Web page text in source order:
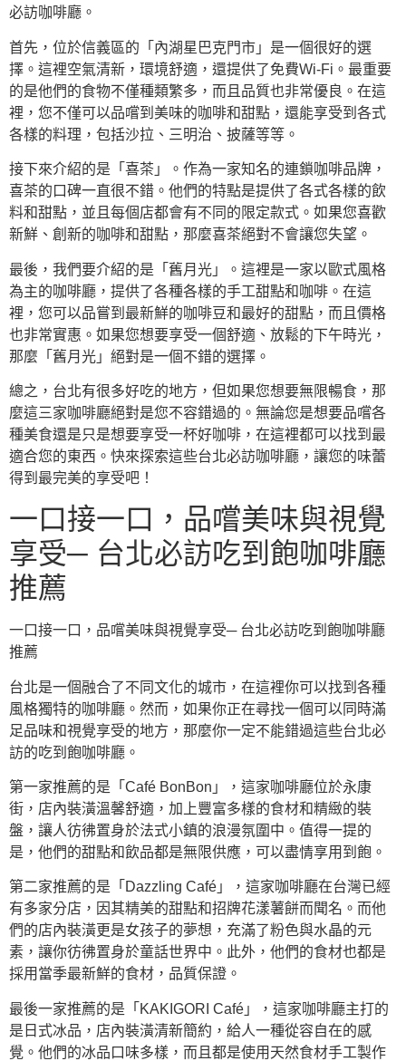
必訪咖啡廳。
首先，位於信義區的「內湖星巴克門市」是一個很好的選
擇。這裡空氣清新，環境舒適，還提供了免費Wi-Fi。最重要
的是他們的食物不僅種類繁多，而且品質也非常優良。在這
裡，您不僅可以品嚐到美味的咖啡和甜點，還能享受到各式
各樣的料理，包括沙拉、三明治、披薩等等。
接下來介紹的是「喜茶」。作為一家知名的連鎖咖啡品牌，
喜茶的口碑一直很不錯。他們的特點是提供了各式各樣的飲
料和甜點，並且每個店都會有不同的限定款式。如果您喜歡
新鮮、創新的咖啡和甜點，那麼喜茶絕對不會讓您失望。
最後，我們要介紹的是「舊月光」。這裡是一家以歐式風格
為主的咖啡廳，提供了各種各樣的手工甜點和咖啡。在這
裡，您可以品嘗到最新鮮的咖啡豆和最好的甜點，而且價格
也非常實惠。如果您想要享受一個舒適、放鬆的下午時光，
那麼「舊月光」絕對是一個不錯的選擇。
總之，台北有很多好吃的地方，但如果您想要無限暢食，那
麼這三家咖啡廳絕對是您不容錯過的。無論您是想要品嚐各
種美食還是只是想要享受一杯好咖啡，在這裡都可以找到最
適合您的東西。快來探索這些台北必訪咖啡廳，讓您的味蕾
得到最完美的享受吧！
一口接一口，品嚐美味與視覺
享受─ 台北必訪吃到飽咖啡廳
推薦
一口接一口，品嚐美味與視覺享受─ 台北必訪吃到飽咖啡廳
推薦
台北是一個融合了不同文化的城市，在這裡你可以找到各種
風格獨特的咖啡廳。然而，如果你正在尋找一個可以同時滿
足品味和視覺享受的地方，那麼你一定不能錯過這些台北必
訪的吃到飽咖啡廳。
第一家推薦的是「Café BonBon」，這家咖啡廳位於永康
街，店內裝潢溫馨舒適，加上豐富多樣的食材和精緻的裝
盤，讓人彷彿置身於法式小鎮的浪漫氛圍中。值得一提的
是，他們的甜點和飲品都是無限供應，可以盡情享用到飽。
第二家推薦的是「Dazzling Café」，這家咖啡廳在台灣已經
有多家分店，因其精美的甜點和招牌花漾薯餅而聞名。而他
們的店內裝潢更是女孩子的夢想，充滿了粉色與水晶的元
素，讓你彷彿置身於童話世界中。此外，他們的食材也都是
採用當季最新鮮的食材，品質保證。
最後一家推薦的是「KAKIGORI Café」，這家咖啡廳主打的
是日式冰品，店內裝潢清新簡約，給人一種從容自在的感
覺。他們的冰品口味多樣，而且都是使用天然食材手工製作